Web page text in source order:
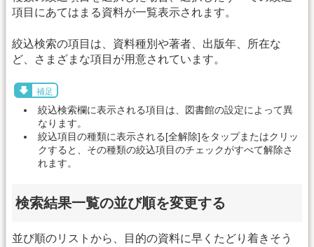
項目にあてはまる資料が一覧表示されます。
絞込検索の項目は、資料種別や著者、出版年、所在な
ど、さまざまな項目が用意されています。
補足
絞込検索欄に表示される項目は、図書館の設定によって異
なります。
絞込項目の種類に表示される[全解除]をタップまたはクリッ
クすると、その種類の絞込項目のチェックがすべて解除さ
れます。
検索結果一覧の並び順を変更する
並び順のリストから、目的の資料に早くたどり着きそう